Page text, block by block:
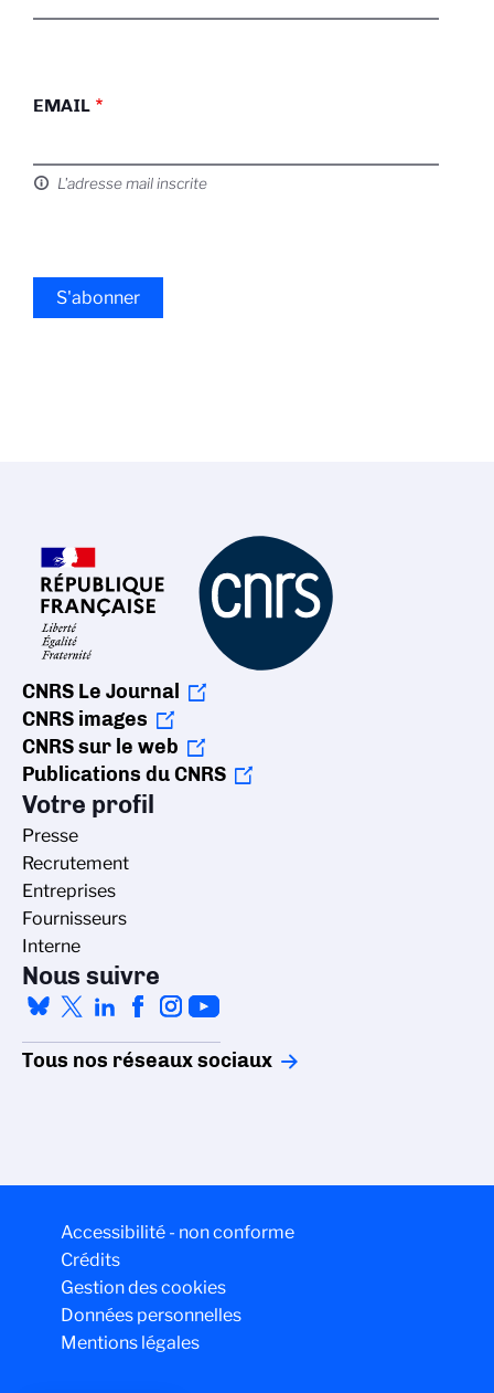
EMAIL
L'adresse mail inscrite
CNRS Le Journal
CNRS images
CNRS sur le web
Publications du CNRS
Votre profil
Presse
Recrutement
Entreprises
Fournisseurs
Interne
Nous suivre
Tous nos réseaux sociaux
Accessibilité - non conforme
Crédits
Gestion des cookies
Données personnelles
Mentions légales